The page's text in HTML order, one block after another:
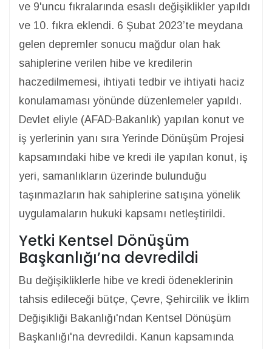
ve 9'uncu fıkralarında esaslı değişiklikler yapıldı
ve 10. fıkra eklendi. 6 Şubat 2023’te meydana
gelen depremler sonucu mağdur olan hak
sahiplerine verilen hibe ve kredilerin
haczedilmemesi, ihtiyati tedbir ve ihtiyati haciz
konulamaması yönünde düzenlemeler yapıldı.
Devlet eliyle (AFAD-Bakanlık) yapılan konut ve
iş yerlerinin yanı sıra Yerinde Dönüşüm Projesi
kapsamındaki hibe ve kredi ile yapılan konut, iş
yeri, samanlıkların üzerinde bulunduğu
taşınmazların hak sahiplerine satışına yönelik
uygulamaların hukuki kapsamı netleştirildi.
Yetki Kentsel Dönüşüm
Başkanlığı’na devredildi
Bu değişikliklerle hibe ve kredi ödeneklerinin
tahsis edileceği bütçe, Çevre, Şehircilik ve İklim
Değişikliği Bakanlığı'ndan Kentsel Dönüşüm
Başkanlığı'na devredildi. Kanun kapsamında